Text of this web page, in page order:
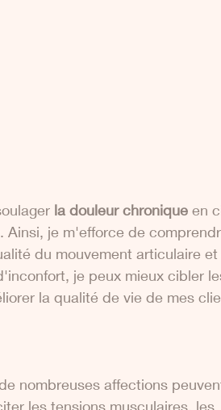
la douleur chronique en
Ainsi, je m'efforce de
du mouvement articulaire et
je peux mieux cibler
la qualité de vie de mes
nombreuses affections
les tensions musculaires, les